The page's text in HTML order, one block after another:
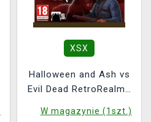
XSX
Halloween and Ash vs
Evil Dead RetroRealms
W magazynie (1szt.)